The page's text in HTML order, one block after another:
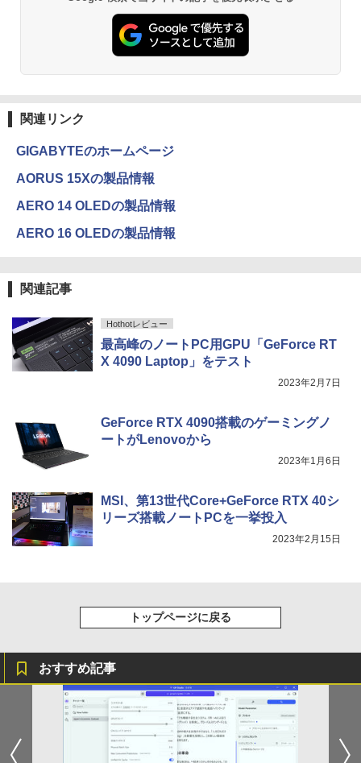
￥30,800
￥832
HUNTER×HUNTER モノクロ版 39 (ジャンプ
コミックスDIGITAL)
￥572
関連リンク
GIGABYTEのホームページ
AORUS 15Xの製品情報
AERO 14 OLEDの製品情報
AERO 16 OLEDの製品情報
関連記事
Hothotレビュー
最高峰のノートPC用GPU「GeForce RT
X 4090 Laptop」をテスト
2023年2月7日
GeForce RTX 4090搭載のゲーミングノ
ートがLenovoから
2023年1月6日
MSI、第13世代Core+GeForce RTX 40シ
リーズ搭載ノートPCを一挙投入
2023年2月15日
トップページに戻る
おすすめ記事